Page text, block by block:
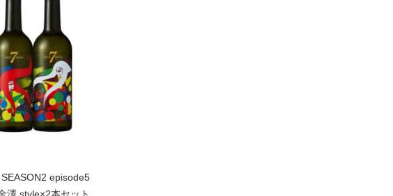
episode5